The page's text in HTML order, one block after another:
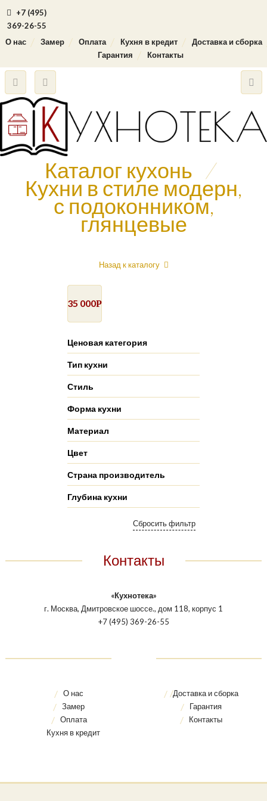
+7 (495)
369-26-55
О нас
Замер Оплата Кухня в кредит
Доставка и сборка
Гарантия
Контакты
Каталог кухонь /
Кухни в стиле модерн,
с подоконником,
глянцевые
Назад к каталогу
35 000Р
Ценовая категория
Тип кухни
Стиль
Форма кухни
Материал
Цвет
Страна производитель
Глубина кухни
Контакты
«Кухнотека»
г. Москва, Дмитровское шоссе., дом 118, корпус 1
+7 (495) 369-26-55
О нас
Замер
Оплата
Кухня в кредит
Доставка и сборка
Гарантия
Контакты